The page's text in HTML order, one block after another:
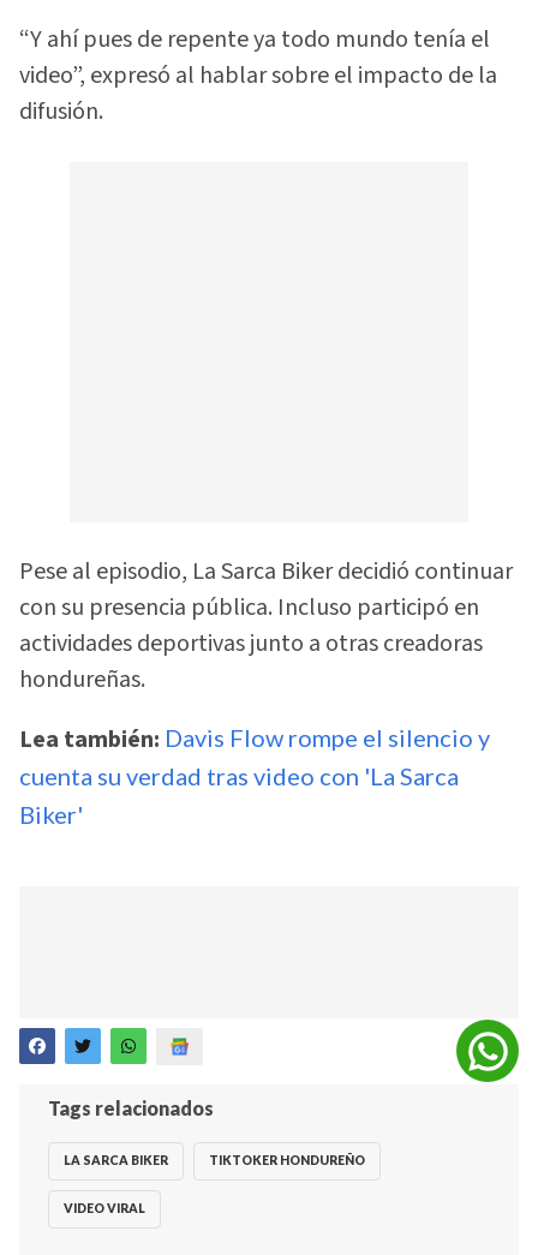
“Y ahí pues de repente ya todo mundo tenía el
video”, expresó al hablar sobre el impacto de la
difusión.
Pese al episodio, La Sarca Biker decidió continuar
con su presencia pública. Incluso participó en
actividades deportivas junto a otras creadoras
hondureñas.
Lea también: Davis Flow rompe el silencio y
cuenta su verdad tras video con 'La Sarca
Biker'
Tags relacionados
LA SARCA BIKER TIKTOKER HONDUREÑO
VIDEO VIRAL